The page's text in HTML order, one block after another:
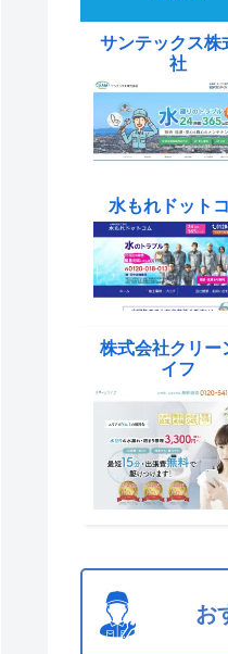
サンテックス株
社
水もれドット
株式会社クリー
イフ
お